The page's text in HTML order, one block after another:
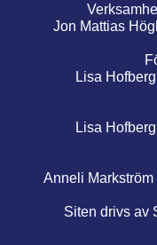
Jon Mattias
Lisa
Lisa
Anneli Markström
Siten drivs av